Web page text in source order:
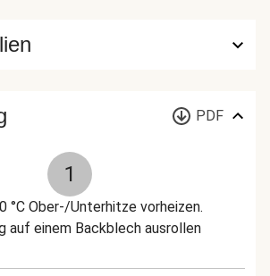
PDF
1
°C Ober-/Unterhitze vorheizen.
auf einem Backblech ausrollen